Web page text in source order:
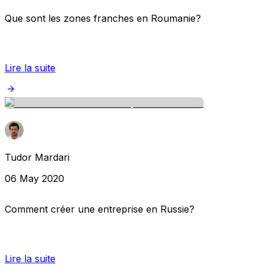
Que sont les zones franches en Roumanie?
Lire la suite
Tudor Mardari
06 May 2020
Comment créer une entreprise en Russie?
Lire la suite